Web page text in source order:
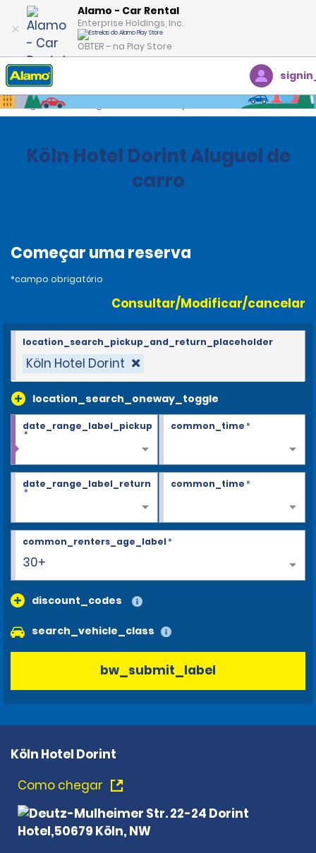
Alamo - Car Rental
Enterprise Holdings, Inc.
OBTER – na Play Store
Página inicial
Köln Hotel Dorint Aluguel de
carro
Começar uma reserva
*campo obrigatório
Consultar/Modificar/cancelar
Köln Hotel Dorint
location_search_oneway_toggle
location_search_pickup_and_return_placeholder
date_range_label_pickup
*
common_time*
date_range_label_return
*
common_time*
30+
common_renters_age_label*
discount_codes
search_vehicle_class
bw_submit_label
Köln Hotel Dorint
Como chegar